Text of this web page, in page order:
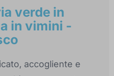
verde in
in vimini -
accogliente e